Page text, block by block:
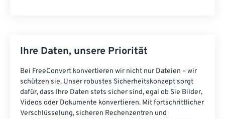
Ihre Daten, unsere Priorität
Bei FreeConvert konvertieren wir nicht nur Dateien – wir
schützen sie. Unser robustes Sicherheitskonzept sorgt
dafür, dass Ihre Daten stets sicher sind, egal ob Sie Bilder,
Videos oder Dokumente konvertieren. Mit fortschrittlicher
Verschlüsselung, sicheren Rechenzentren und